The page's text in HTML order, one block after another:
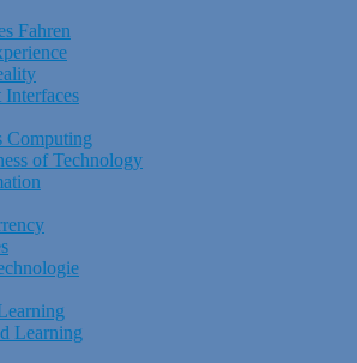
Fahren
Computing
of Technology
Learning